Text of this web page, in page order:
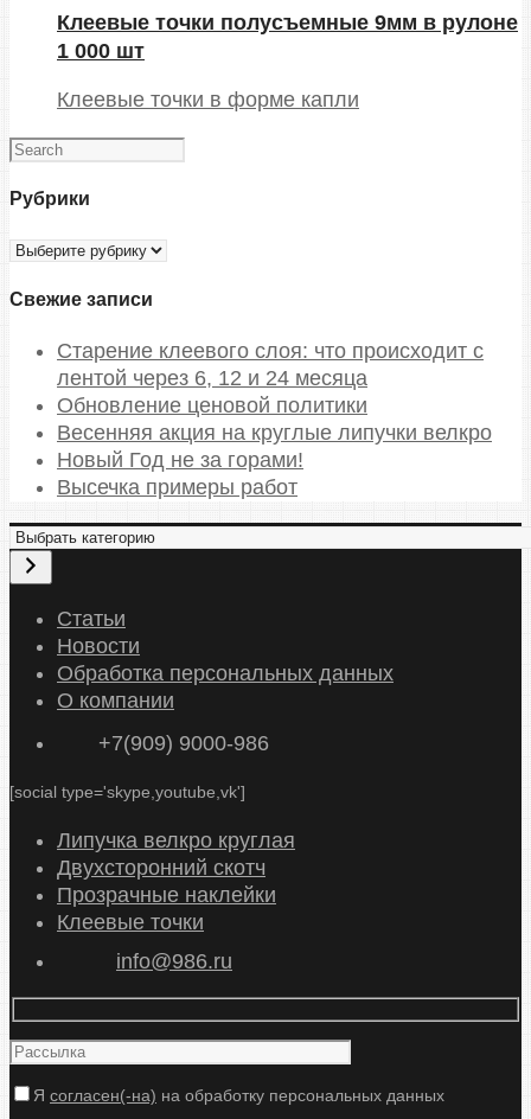
Клеевые точки полусъемные 9мм в рулоне
1 000 шт
Клеевые точки в форме капли
Рубрики
Рубрики
Свежие записи
Старение клеевого слоя: что происходит с
лентой через 6, 12 и 24 месяца
Обновление ценовой политики
Весенняя акция на круглые липучки велкро
Новый Год не за горами!
Высечка примеры работ
В
б
е
Статьи
Новости
Обработка персональных данных
О компании
+7(909) 9000-986
[social type='skype,youtube,vk']
Липучка велкро круглая
Двухсторонний скотч
Прозрачные наклейки
Клеевые точки
info@986.ru
Я согласен(-на) на обработку персональных данных